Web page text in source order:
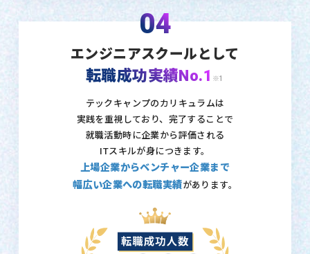
04
エンジニアスクールとして
転職成功実績No.1 ※1
テックキャンプのカリキュラムは
実践を重視しており、 完了することで
就職活動時に企業から評価される
ITスキルが身につきます。
上場企業からベンチャー企業まで
幅広い企業への転職実績があります。